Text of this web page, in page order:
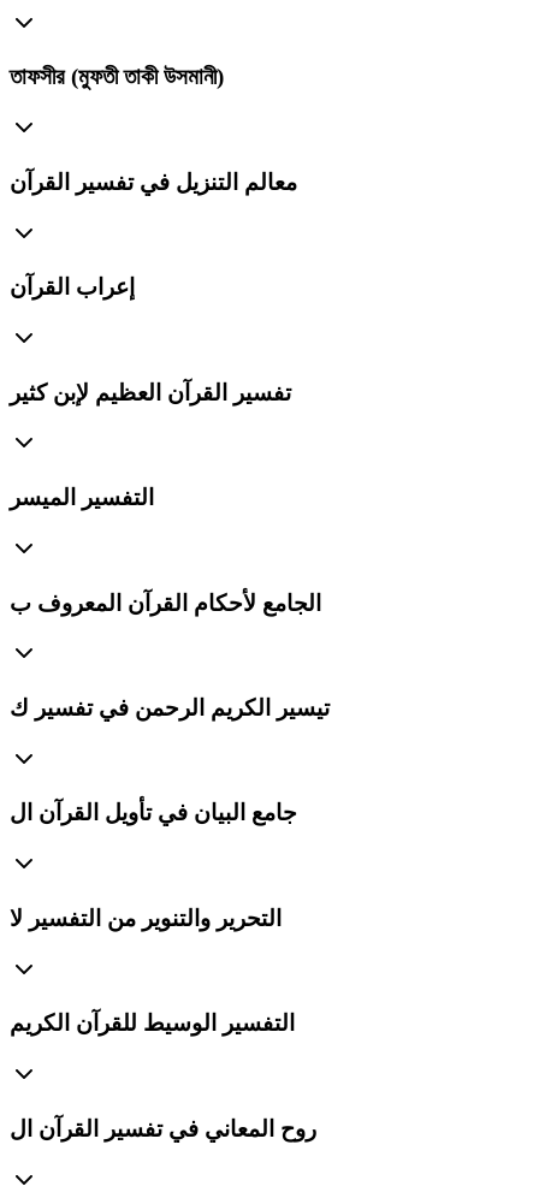
তাফসীর (মুফতী তাকী উসমানী)
معالم التنزيل في تفسير القرآن
إعراب القرآن
تفسير القرآن العظيم لإبن كثير
التفسير الميسر
الجامع لأحكام القرآن المعروف ب
تيسير الكريم الرحمن في تفسير ك
جامع البيان في تأويل القرآن ال
التحرير والتنوير من التفسير لا
التفسير الوسيط للقرآن الكريم
روح المعاني في تفسير القرآن ال